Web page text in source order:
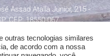
Assad Atalla Junior, 215 -
CEP: 18550-067
outras tecnologias similares
de acordo com a nossa